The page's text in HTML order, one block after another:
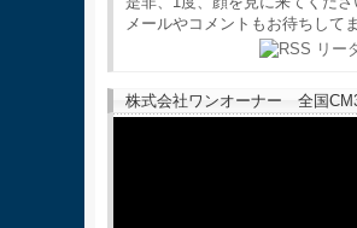
メールやコメントもお待ちして
株式会社ワンオーナー 全国